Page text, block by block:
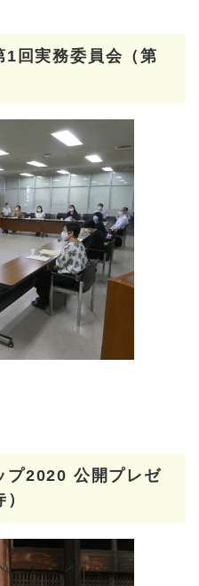
回実務委員会（第
プ2020 公開プレゼ